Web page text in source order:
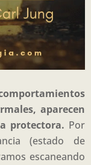
aparecen
protectora. Por
(estado de
escaneando